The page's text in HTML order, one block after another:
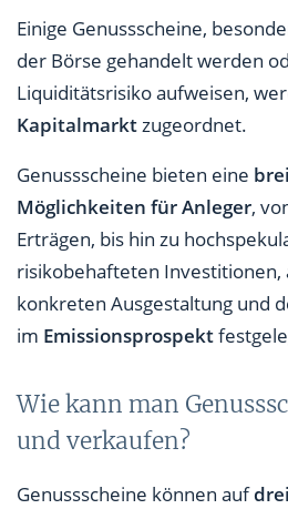
Einige Genussscheine,
der Börse gehandelt werden
Liquiditätsrisiko aufweisen,
Kapitalmarktzugeordnet.
Genussscheine bieten eine
Möglichkeiten für Anleger,
Erträgen, bis hin zu
risikobehafteten Investitionen,
konkreten Ausgestaltung und
im Emissionsprospekt
Wie kann man
und verkaufen?
Genussscheine können auf